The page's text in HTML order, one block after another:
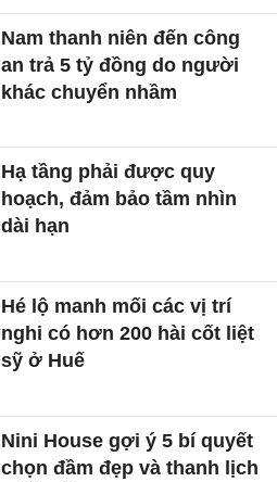
Nam thanh niên đến công
an trả 5 tỷ đồng do người
khác chuyển nhầm
Hạ tầng phải được quy
hoạch, đảm bảo tầm nhìn
dài hạn
Hé lộ manh mối các vị trí
nghi có hơn 200 hài cốt liệt
sỹ ở Huế
Nini House gợi ý 5 bí quyết
chọn đầm đẹp và thanh lịch